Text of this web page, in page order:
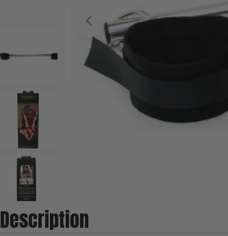
Ouvrir le média 0 en mode modal
Description